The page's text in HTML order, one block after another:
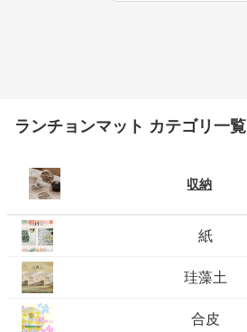
ランチョンマット カテゴリ一覧
収納
紙
珪藻土
合皮